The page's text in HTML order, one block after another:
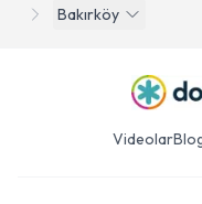
Bakırköy
Videolar